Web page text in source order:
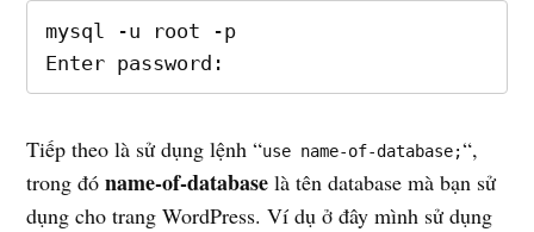
mysql -u root -p
Enter password:
Tiếp theo là sử dụng lệnh “use name-of-database;“,
trong đóname-of-database là tên database mà bạn sử
dụng cho trang WordPress. Ví dụ ở đây mình sử dụng